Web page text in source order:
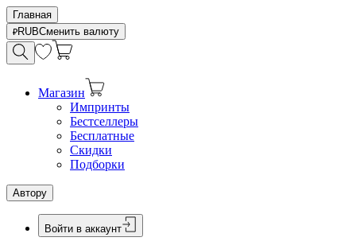
Главная
RUBСменить валюту
Магазин
Импринты
Бестселлеры
Бесплатные
Скидки
Подборки
Автору
Войти в аккаунт